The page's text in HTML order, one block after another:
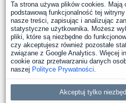
Ta strona używa plików cookies. Mają
podstawową funkcjonalność tej
nasze treści, zapisując i analizując
statystyczne użytkownika. Możesz
pliki, które są niezbędne do
czy akceptujesz również pozostałe
związane z Google Analytics. Więcej
cookie oraz przetwarzaniu danych
naszej Polityce Prywatności.
Akceptuj tylko